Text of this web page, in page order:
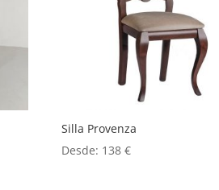
Silla Provenza
Desde: 138€